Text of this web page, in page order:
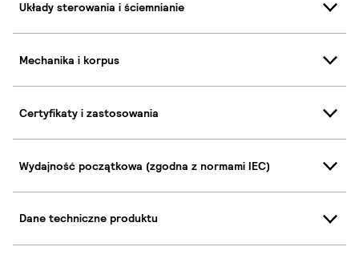
Układy sterowania i ściemnianie
Mechanika i korpus
Certyfikaty i zastosowania
Wydajność początkowa (zgodna z normami IEC)
Dane techniczne produktu